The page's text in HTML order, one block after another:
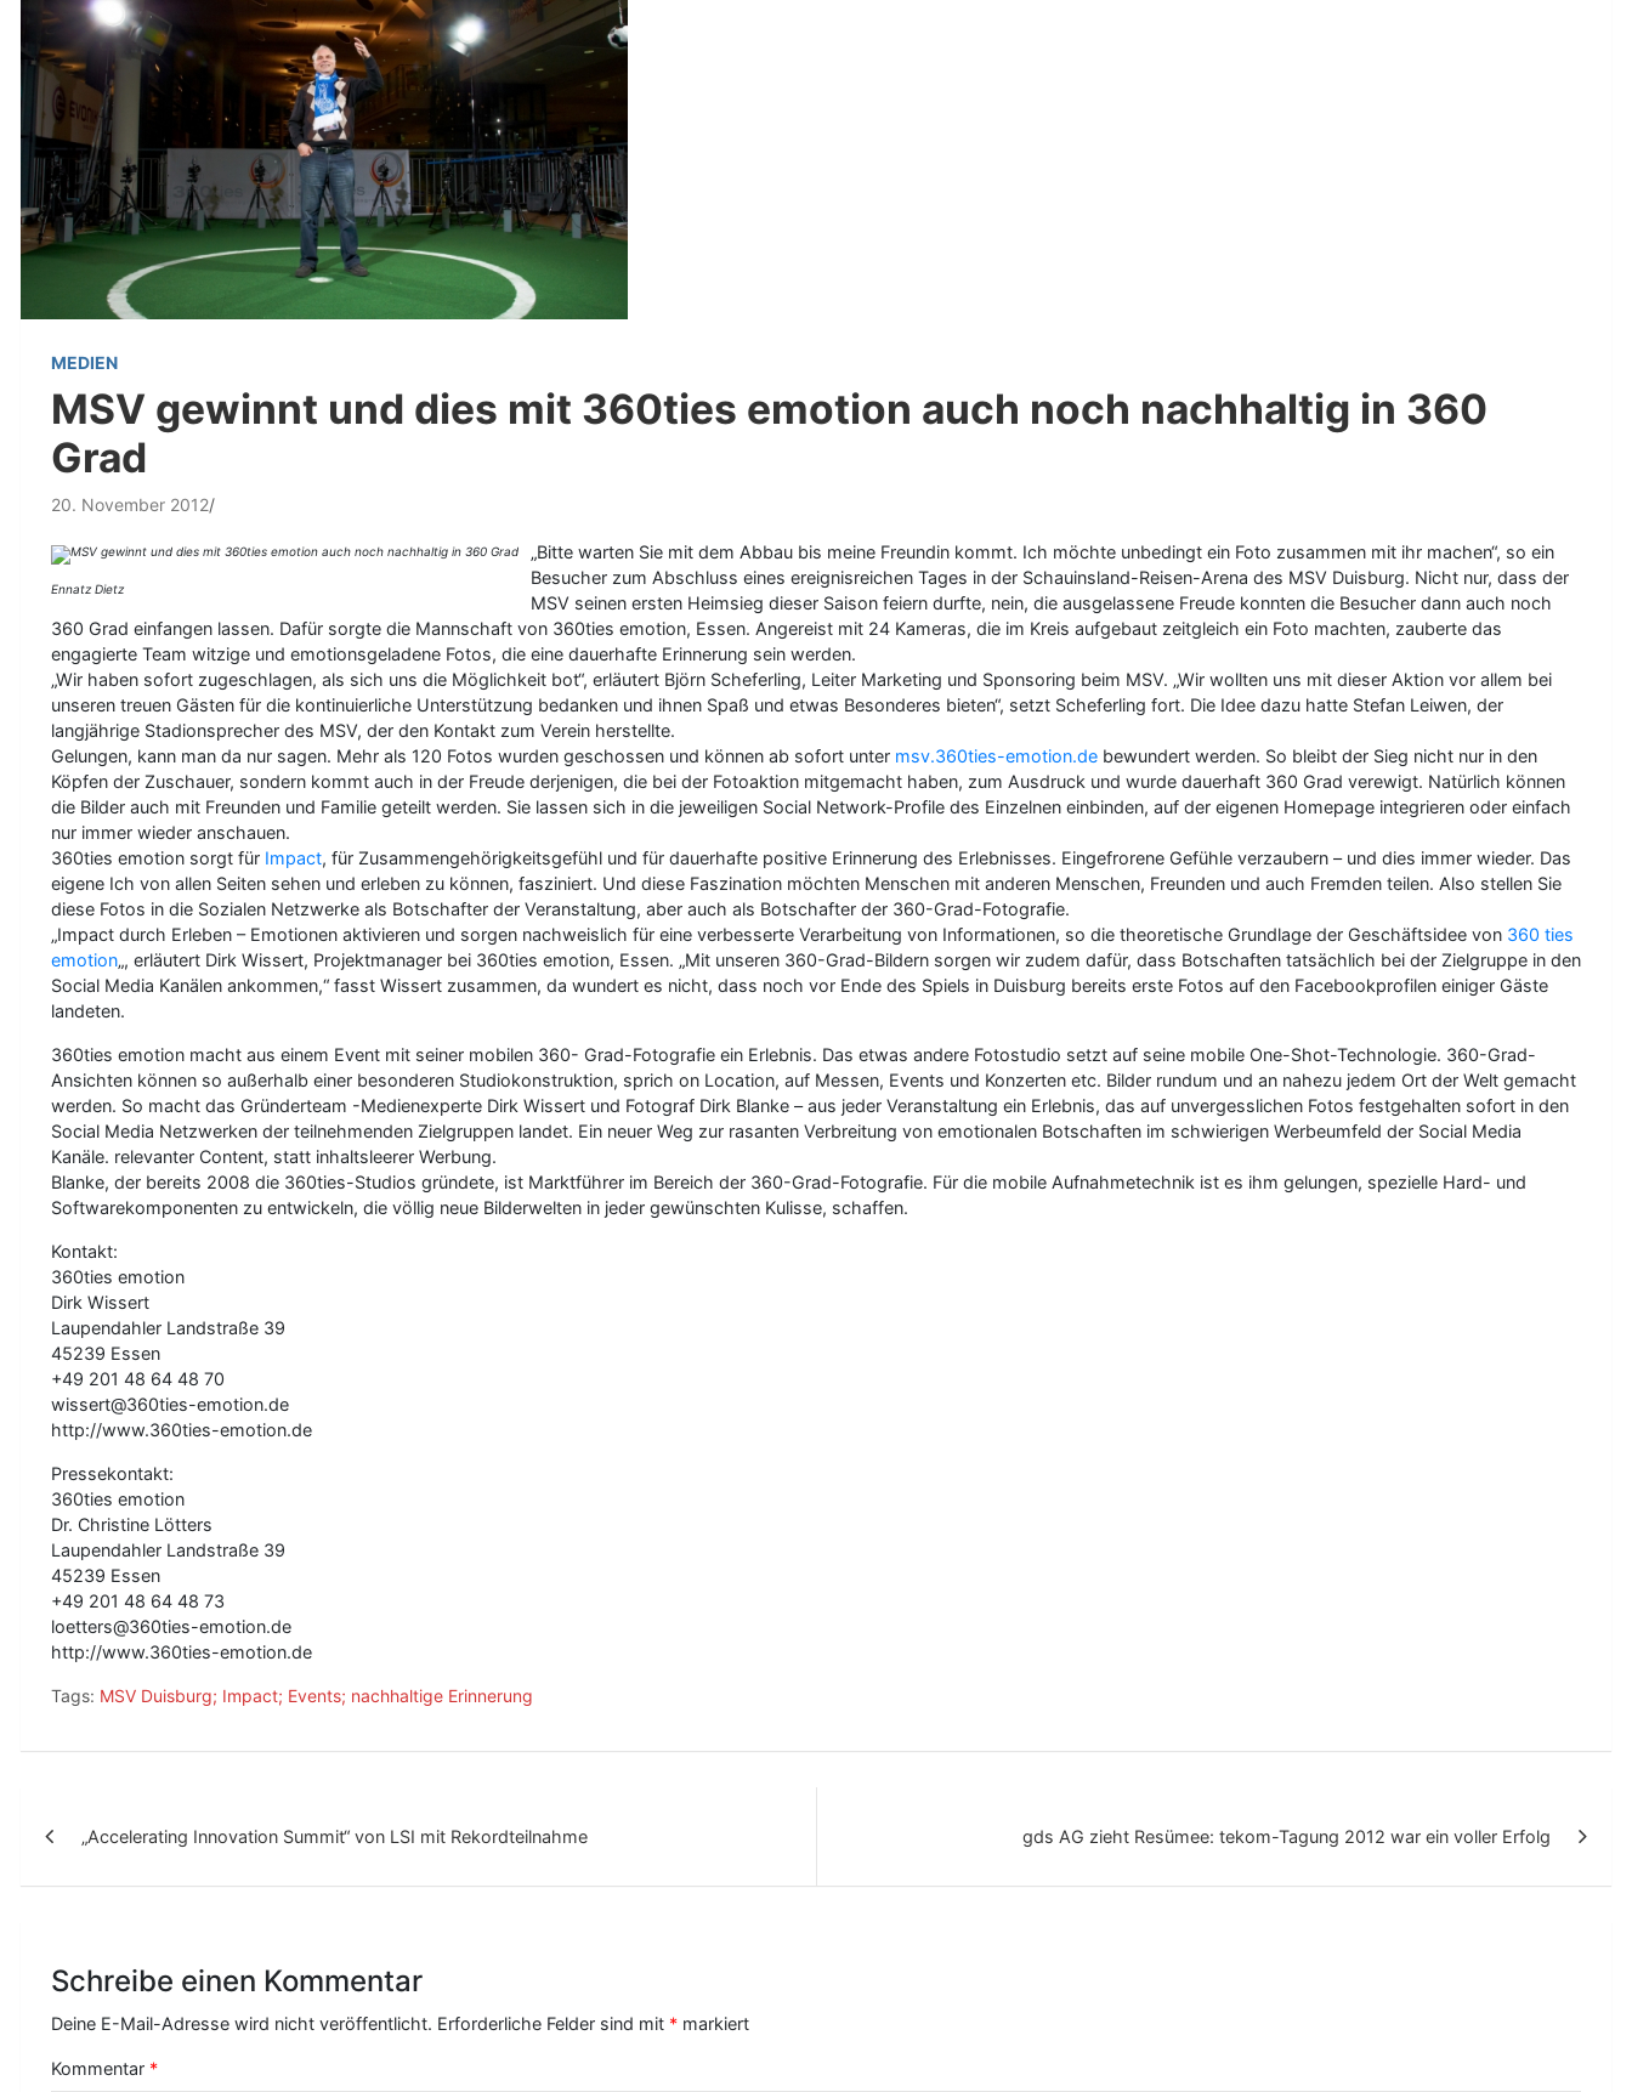
MEDIEN
MSV gewinnt und dies mit 360ties emotion auch noch nachhaltig in 360
Grad
20. November 2012
Ennatz Dietz
„Bitte warten Sie mit dem Abbau bis meine Freundin kommt. Ich möchte unbedingt ein Foto zusammen mit ihr machen“, so ein
Besucher zum Abschluss eines ereignisreichen Tages in der Schauinsland-Reisen-Arena des MSV Duisburg. Nicht nur, dass der
MSV seinen ersten Heimsieg dieser Saison feiern durfte, nein, die ausgelassene Freude konnten die Besucher dann auch noch
360 Grad einfangen lassen. Dafür sorgte die Mannschaft von 360ties emotion, Essen. Angereist mit 24 Kameras, die im Kreis aufgebaut zeitgleich ein Foto machten, zauberte das
engagierte Team witzige und emotionsgeladene Fotos, die eine dauerhafte Erinnerung sein werden.
„Wir haben sofort zugeschlagen, als sich uns die Möglichkeit bot“, erläutert Björn Scheferling, Leiter Marketing und Sponsoring beim MSV. „Wir wollten uns mit dieser Aktion vor allem bei
unseren treuen Gästen für die kontinuierliche Unterstützung bedanken und ihnen Spaß und etwas Besonderes bieten“, setzt Scheferling fort. Die Idee dazu hatte Stefan Leiwen, der
langjährige Stadionsprecher des MSV, der den Kontakt zum Verein herstellte.
Gelungen, kann man da nur sagen. Mehr als 120 Fotos wurden geschossen und können ab sofort unter msv.360ties-emotion.de bewundert werden. So bleibt der Sieg nicht nur in den
Köpfen der Zuschauer, sondern kommt auch in der Freude derjenigen, die bei der Fotoaktion mitgemacht haben, zum Ausdruck und wurde dauerhaft 360 Grad verewigt. Natürlich können
die Bilder auch mit Freunden und Familie geteilt werden. Sie lassen sich in die jeweiligen Social Network-Profile des Einzelnen einbinden, auf der eigenen Homepage integrieren oder einfach
nur immer wieder anschauen.
360ties emotion sorgt für Impact, für Zusammengehörigkeitsgefühl und für dauerhafte positive Erinnerung des Erlebnisses. Eingefrorene Gefühle verzaubern – und dies immer wieder. Das
eigene Ich von allen Seiten sehen und erleben zu können, fasziniert. Und diese Faszination möchten Menschen mit anderen Menschen, Freunden und auch Fremden teilen. Also stellen Sie
diese Fotos in die Sozialen Netzwerke als Botschafter der Veranstaltung, aber auch als Botschafter der 360-Grad-Fotografie.
„Impact durch Erleben – Emotionen aktivieren und sorgen nachweislich für eine verbesserte Verarbeitung von Informationen, so die theoretische Grundlage der Geschäftsidee von 360 ties
emotion„, erläutert Dirk Wissert, Projektmanager bei 360ties emotion, Essen. „Mit unseren 360-Grad-Bildern sorgen wir zudem dafür, dass Botschaften tatsächlich bei der Zielgruppe in den
Social Media Kanälen ankommen,“ fasst Wissert zusammen, da wundert es nicht, dass noch vor Ende des Spiels in Duisburg bereits erste Fotos auf den Facebookprofilen einiger Gäste
landeten.
360ties emotion macht aus einem Event mit seiner mobilen 360- Grad-Fotografie ein Erlebnis. Das etwas andere Fotostudio setzt auf seine mobile One-Shot-Technologie. 360-Grad-
Ansichten können so außerhalb einer besonderen Studiokonstruktion, sprich on Location, auf Messen, Events und Konzerten etc. Bilder rundum und an nahezu jedem Ort der Welt gemacht
werden. So macht das Gründerteam -Medienexperte Dirk Wissert und Fotograf Dirk Blanke – aus jeder Veranstaltung ein Erlebnis, das auf unvergesslichen Fotos festgehalten sofort in den
Social Media Netzwerken der teilnehmenden Zielgruppen landet. Ein neuer Weg zur rasanten Verbreitung von emotionalen Botschaften im schwierigen Werbeumfeld der Social Media
Kanäle. relevanter Content, statt inhaltsleerer Werbung.
Blanke, der bereits 2008 die 360ties-Studios gründete, ist Marktführer im Bereich der 360-Grad-Fotografie. Für die mobile Aufnahmetechnik ist es ihm gelungen, spezielle Hard- und
Softwarekomponenten zu entwickeln, die völlig neue Bilderwelten in jeder gewünschten Kulisse, schaffen.
Kontakt:
360ties emotion
Dirk Wissert
Laupendahler Landstraße 39
45239 Essen
+49 201 48 64 48 70
wissert@360ties-emotion.de
http://www.360ties-emotion.de
Pressekontakt:
360ties emotion
Dr. Christine Lötters
Laupendahler Landstraße 39
45239 Essen
+49 201 48 64 48 73
loetters@360ties-emotion.de
http://www.360ties-emotion.de
Tags: MSV Duisburg; Impact; Events; nachhaltige Erinnerung
i
„Accelerating Innovation Summit“ von LSI mit Rekordteilnahme gds AG zieht Resümee: tekom-Tagung 2012 war ein voller Erfolg
Schreibe einen Kommentar
Deine E-Mail-Adresse wird nicht veröffentlicht. Erforderliche Felder sind mit * markiert
Kommentar *